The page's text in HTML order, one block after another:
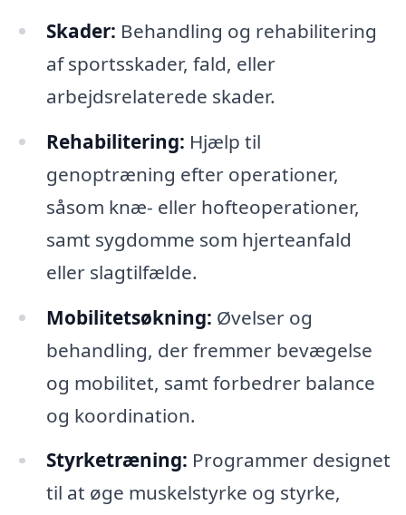
Skader: Behandling og rehabilitering
af sportsskader, fald, eller
arbejdsrelaterede skader.
Rehabilitering: Hjælp til
genoptræning efter operationer,
såsom knæ- eller hofteoperationer,
samt sygdomme som hjerteanfald
eller slagtilfælde.
Mobilitetsøkning: Øvelser og
behandling, der fremmer bevægelse
og mobilitet, samt forbedrer balance
og koordination.
Styrketræning: Programmer designet
til at øge muskelstyrke og styrke,